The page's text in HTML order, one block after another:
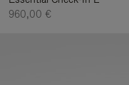
960,00 €